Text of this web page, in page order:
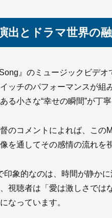
出とドラマ世界の
Song』のミュージックビデ
ッチのパフォーマンスが組
る小さな“幸せの瞬間”が丁
のコメントによれば、この
を通してその感情の流れを
印象的なのは、時間が静か
視聴者は「愛は激しさでは
なっています。